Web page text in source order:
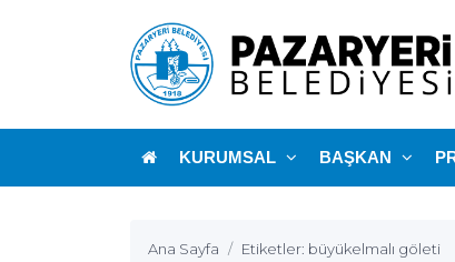
KURUMSAL BAŞKAN
Ana Sayfa Etiketler: büyükelmalı göleti